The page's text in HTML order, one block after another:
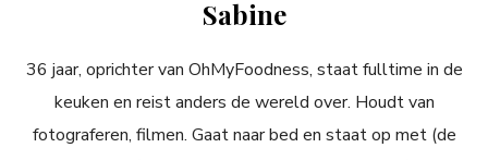
Sabine
36 jaar, oprichter van OhMyFoodness, staat fulltime in de
keuken en reist anders de wereld over. Houdt van
fotograferen, filmen. Gaat naar bed en staat op met (de